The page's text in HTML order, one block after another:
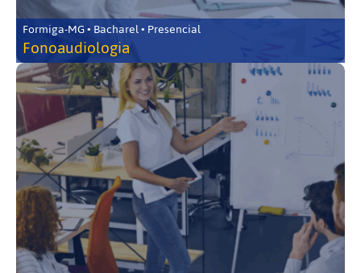
Formiga-MG • Bacharel • Presencial
Fonoaudiologia